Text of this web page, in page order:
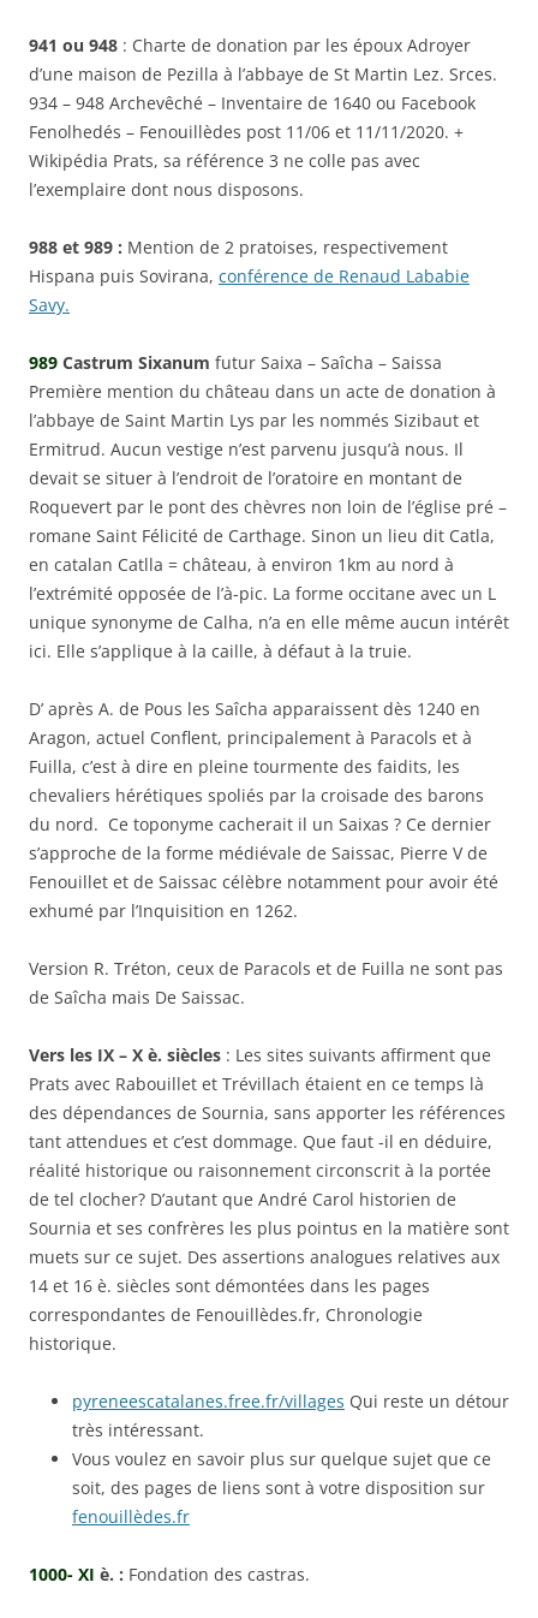
941 ou 948 : Charte de donation par les époux Adroyer
d’une maison de Pezilla à l’abbaye de St Martin Lez. Srces.
934 – 948 Archevêché – Inventaire de 1640 ou Facebook
Fenolhedés – Fenouillèdes post 11/06 et 11/11/2020. +
Wikipédia Prats, sa référence 3 ne colle pas avec
l’exemplaire dont nous disposons.
988 et 989 : Mention de 2 pratoises, respectivement
Hispana puis Sovirana, conférence de Renaud Lababie
Savy.
989 Castrum Sixanum futur Saixa – Saîcha – Saissa
Première mention du château dans un acte de donation à
l’abbaye de Saint Martin Lys par les nommés Sizibaut et
Ermitrud. Aucun vestige n’est parvenu jusqu’à nous. Il
devait se situer à l’endroit de l’oratoire en montant de
Roquevert par le pont des chèvres non loin de l’église pré –
romane Saint Félicité de Carthage. Sinon un lieu dit Catla,
en catalan Catlla = château, à environ 1km au nord à
l’extrémité opposée de l’à-pic. La forme occitane avec un L
unique synonyme de Calha, n’a en elle même aucun intérêt
ici. Elle s’applique à la caille, à défaut à la truie.
D’ après A. de Pous les Saîcha apparaissent dès 1240 en
Aragon, actuel Conflent, principalement à Paracols et à
Fuilla, c’est à dire en pleine tourmente des faidits, les
chevaliers hérétiques spoliés par la croisade des barons
du nord. Ce toponyme cacherait il un Saixas ? Ce dernier
s’approche de la forme médiévale de Saissac, Pierre V de
Fenouillet et de Saissac célèbre notamment pour avoir été
exhumé par l’Inquisition en 1262.
Version R. Tréton, ceux de Paracols et de Fuilla ne sont pas
de Saîcha mais De Saissac.
Vers les IX – X è. siècles : Les sites suivants affirment que
Prats avec Rabouillet et Trévillach étaient en ce temps là
des dépendances de Sournia, sans apporter les références
tant attendues et c’est dommage. Que faut -il en déduire,
réalité historique ou raisonnement circonscrit à la portée
de tel clocher? D’autant que André Carol historien de
Sournia et ses confrères les plus pointus en la matière sont
muets sur ce sujet. Des assertions analogues relatives aux
14 et 16 è. siècles sont démontées dans les pages
correspondantes de Fenouillèdes.fr, Chronologie
historique.
pyreneescatalanes.free.fr/villages Qui reste un détour
très intéressant.
Vous voulez en savoir plus sur quelque sujet que ce
soit, des pages de liens sont à votre disposition sur
fenouillèdes.fr
1000- XI è. : Fondation des castras.